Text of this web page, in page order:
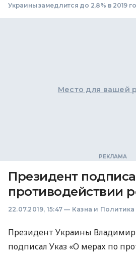
Украины замедлится до 2,8% в 2019
Место для вашей
Президент
противодействии
22.07.2019, 15:47 — Казна и Политика
Президент Украины Владимир
подписал Указ «О мерах по